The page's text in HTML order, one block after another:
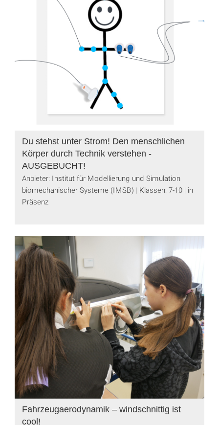
Du stehst unter Strom! Den menschlichen
Körper durch Technik verstehen -
AUSGEBUCHT!
Anbieter: Institut für Modellierung und Simulation
biomechanischer Systeme (IMSB)
Klassen: 7-10 in
Präsenz
Fahrzeugaerodynamik – windschnittig ist
cool!